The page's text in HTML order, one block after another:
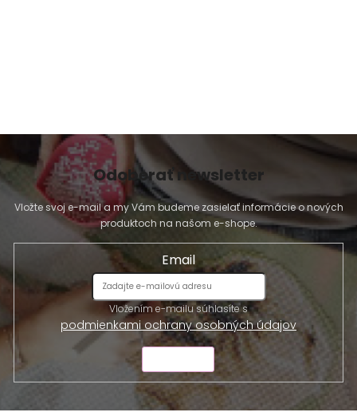
Odoberať newsletter
Vložte svoj e-mail a my Vám budeme zasielať informácie o nových
produktoch na našom e-shope.
Email
Vložením e-mailu súhlasíte s
podmienkami ochrany osobných údajov